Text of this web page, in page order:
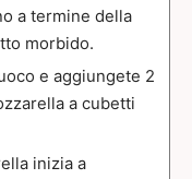
a termine della
morbido.
e aggiungete 2
a cubetti
inizia a